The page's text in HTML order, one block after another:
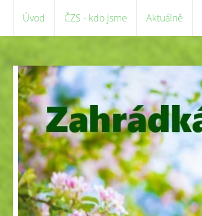
Úvod ČZS - kdo jsme Aktuálně